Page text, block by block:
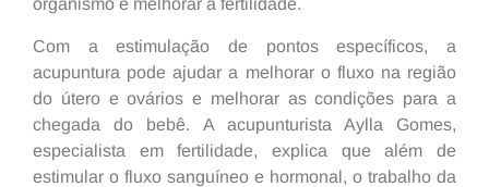
organismo e melhorar a fertilidade.
Com a estimulação de pontos específicos, a
acupuntura pode ajudar a melhorar o fluxo na região
do útero e ovários e melhorar as condições para a
chegada do bebê. A acupunturista Aylla Gomes,
especialista em fertilidade, explica que além de
estimular o fluxo sanguíneo e hormonal, o trabalho da